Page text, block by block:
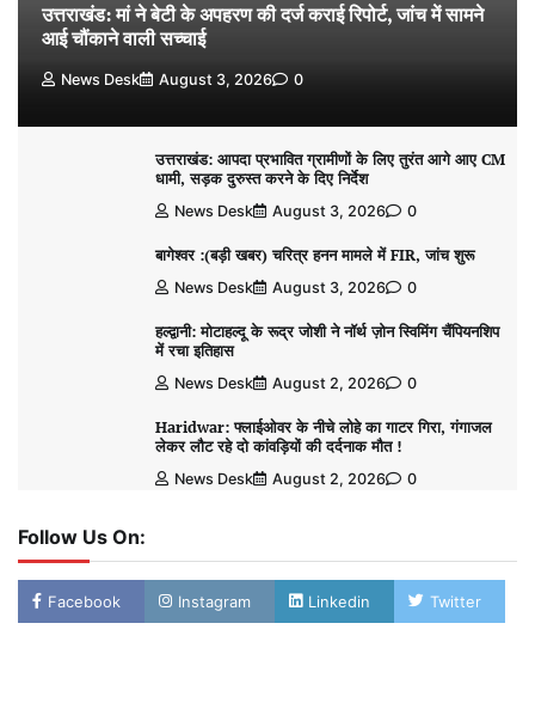
उत्तराखंड: मां ने बेटी के अपहरण की दर्ज कराई रिपोर्ट, जांच में सामने
आई चौंकाने वाली सच्चाई
News Desk August 3, 2026 0
उत्तराखंड: आपदा प्रभावित ग्रामीणों के लिए तुरंत आगे आए CM
धामी, सड़क दुरुस्त करने के दिए निर्देश
News Desk August 3, 2026 0
बागेश्वर :(बड़ी खबर) चरित्र हनन मामले में FIR, जांच शुरू
News Desk August 3, 2026 0
हल्द्वानी: मोटाहल्दू के रूद्र जोशी ने नॉर्थ ज़ोन स्विमिंग चैंपियनशिप
में रचा इतिहास
News Desk August 2, 2026 0
Haridwar: फ्लाईओवर के नीचे लोहे का गाटर गिरा, गंगाजल
लेकर लौट रहे दो कांवड़ियों की दर्दनाक मौत !
News Desk August 2, 2026 0
Follow Us On:
Facebook Instagram Linkedin Twitter